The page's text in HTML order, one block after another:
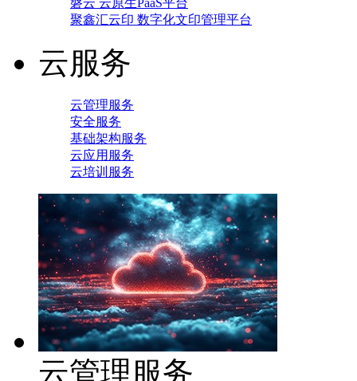
磐云 云原生PaaS平台
聚鑫汇云印 数字化文印管理平台
云服务
云管理服务
安全服务
基础架构服务
云应用服务
云培训服务
云管理服务